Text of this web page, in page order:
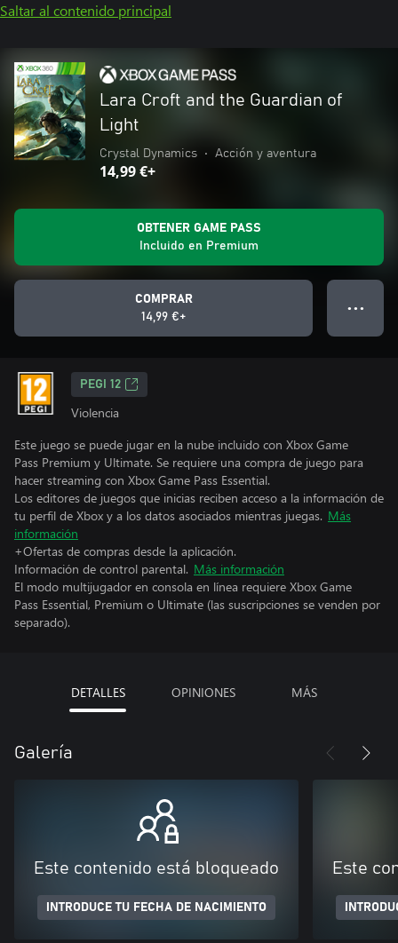
Saltar al contenido principal
Lara Croft and the Guardian of
Light
Crystal Dynamics • Acción y aventura
14,99 €+
OBTENER GAME PASS
Incluido en Premium
COMPRAR
14,99 €+
● ● ●
PEGI 12
Violencia
Este juego se puede jugar en la nube incluido con Xbox Game
Pass Premium y Ultimate. Se requiere una compra de juego para
hacer streaming con Xbox Game Pass Essential.
Los editores de juegos que inicias reciben acceso a la información de
tu perfil de Xbox y a los datos asociados mientras juegas. Más
información
+Ofertas de compras desde la aplicación.
Información de control parental. Más información
El modo multijugador en consola en línea requiere Xbox Game
Pass Essential, Premium o Ultimate (las suscripciones se venden por
separado).
DETALLES OPINIONES MÁS
Galería
Este contenido está bloqueado
INTRODUCE TU FECHA DE NACIMIENTO
Este